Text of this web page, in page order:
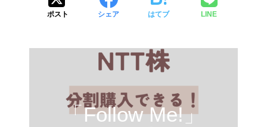
ポスト シェア はてブ LINE
「Follow Me!」